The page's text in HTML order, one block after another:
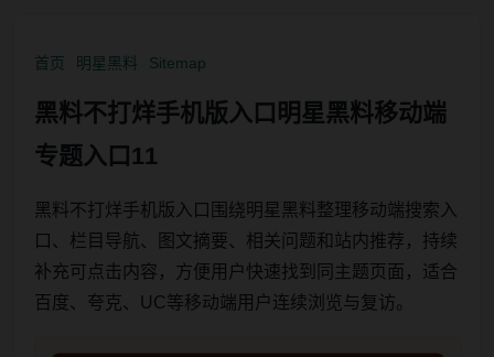
首页 明星黑料 Sitemap
黑料不打烊手机版入口明星黑料移动端
专题入口11
黑料不打烊手机版入口围绕明星黑料整理移动端搜索入
口、栏目导航、图文摘要、相关问题和站内推荐，持续
补充可点击内容，方便用户快速找到同主题页面，适合
百度、夸克、UC等移动端用户连续浏览与复访。